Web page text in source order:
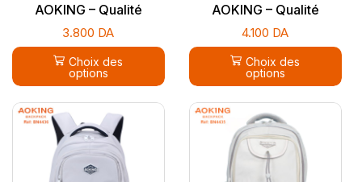
AOKING – Qualité
supérieure
3.800 DA
Choix des
options
AOKING – Qualité
supérieure
4.100 DA
Choix des
options